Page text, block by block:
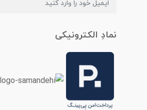
نمادِ الکترونیکی